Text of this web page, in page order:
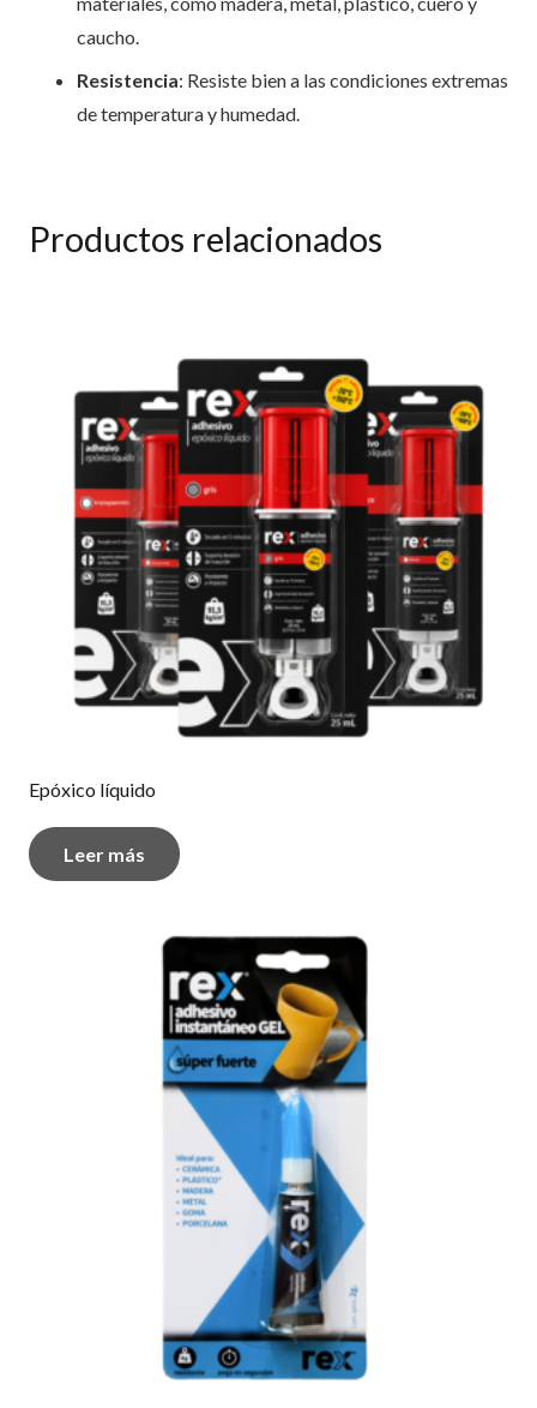
caucho.
Resistencia: Resiste bien a las condiciones extremas
de temperatura y humedad.
Productos relacionados
Epóxico líquido
Leer más